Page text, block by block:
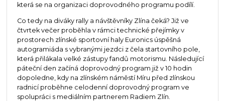
která se na organizaci doprovodného programu podílí.
Co tedy na diváky rally a návštěvníky Zlína čeká? Již ve
čtvrtek večer proběhla v rámci technické přejímky v
prostorech zlínské sportovní haly Euronics úspěšná
autogramiáda s vybranými jezdci z čela startovního pole,
která přilákala velké zástupy fandů motorismu. Následující
páteční den začíná doprovodný program již v 10 hodin
dopoledne, kdy na zlínském náměstí Míru před zlínskou
radnicí proběhne celodenní doprovodný program ve
spolupráci s mediálním partnerem Radiem Zlín.